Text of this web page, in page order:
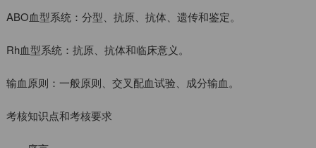
ABO血型系统：分型、抗原、抗体、遗传和鉴定。
Rh血型系统：抗原、抗体和临床意义。
输血原则：一般原则、交叉配血试验、成分输血。
考核知识点和考核要求